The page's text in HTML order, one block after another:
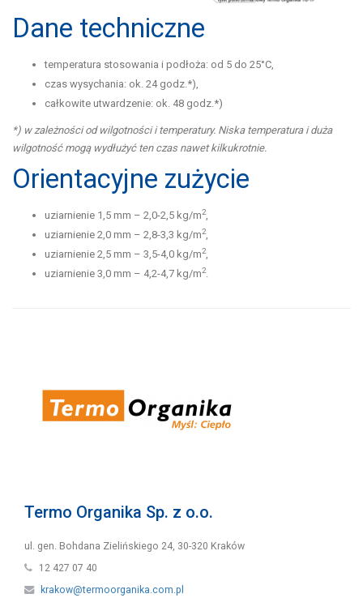
Dane techniczne
temperatura stosowania i podłoża: od 5 do 25°C,
czas wysychania: ok. 24 godz.*),
całkowite utwardzenie: ok. 48 godz.*)
*) w zależności od wilgotności i temperatury. Niska temperatura i duża
wilgotność mogą wydłużyć ten czas nawet kilkukrotnie.
Orientacyjne zużycie
uziarnienie 1,5 mm – 2,0-2,5 kg/m2,
uziarnienie 2,0 mm – 2,8-3,3 kg/m2,
uziarnienie 2,5 mm – 3,5-4,0 kg/m2,
uziarnienie 3,0 mm – 4,2-4,7 kg/m2.
Termo Organika Sp. z o.o.
ul. gen. Bohdana Zielińskiego 24, 30-320 Kraków
12 427 07 40
krakow@termoorganika.com.pl